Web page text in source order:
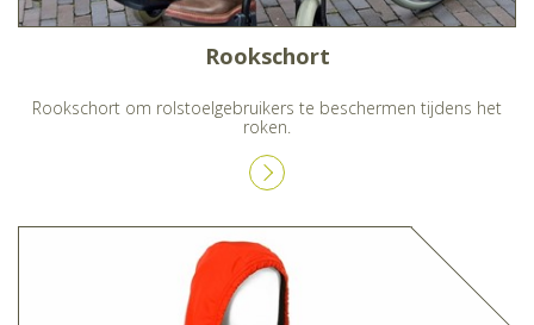
Rookschort
Rookschort om rolstoelgebruikers te beschermen tijdens het
roken.